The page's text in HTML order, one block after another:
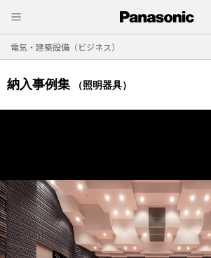
電気・建築設備（ビジネス）
納入事例集 （照明器具）